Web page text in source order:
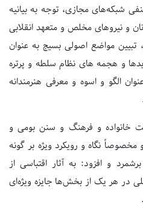
شبکه‌های مجازی، توجه به بیانیه
و نیروهای مخلص و متعهد انقلابی
تبیین مواضع اصولی بسیج به عنوان
و هجمه های نظام سلطه و پرتره
الگو و اسوه و معرفی هنرمندانه
خانواده و فرهنگ و سنن بومی و
مخصوصاً نگاه و رویکرد ویژه بر گونه
و افزود: به آثار اقتباسی از
در هر یک از بخش‌ها جایزه ویژه‌ای